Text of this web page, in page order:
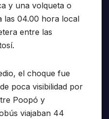
y una volqueta o
las 04.00 hora local
entre las
el choque fue
poca visibilidad por
Poopó y
viajaban 44